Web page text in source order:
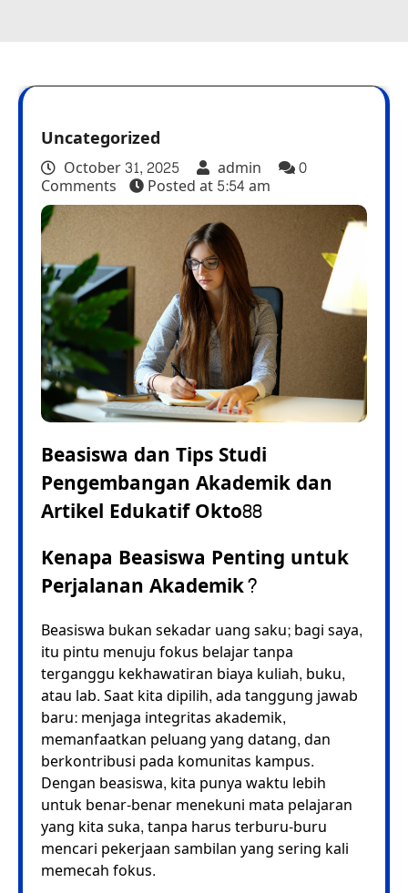
Uncategorized
October 31, 2025 admin 0
Comments Posted at5:54 am
Beasiswa dan Tips Studi
Pengembangan Akademik dan
Artikel Edukatif Okto88
Kenapa Beasiswa Penting untuk
Perjalanan Akademik?
Beasiswa bukan sekadar uang saku; bagi saya,
itu pintu menuju fokus belajar tanpa
terganggu kekhawatiran biaya kuliah, buku,
atau lab. Saat kita dipilih, ada tanggung jawab
baru: menjaga integritas akademik,
memanfaatkan peluang yang datang, dan
berkontribusi pada komunitas kampus.
Dengan beasiswa, kita punya waktu lebih
untuk benar-benar menekuni mata pelajaran
yang kita suka, tanpa harus terburu-buru
mencari pekerjaan sambilan yang sering kali
memecah fokus.